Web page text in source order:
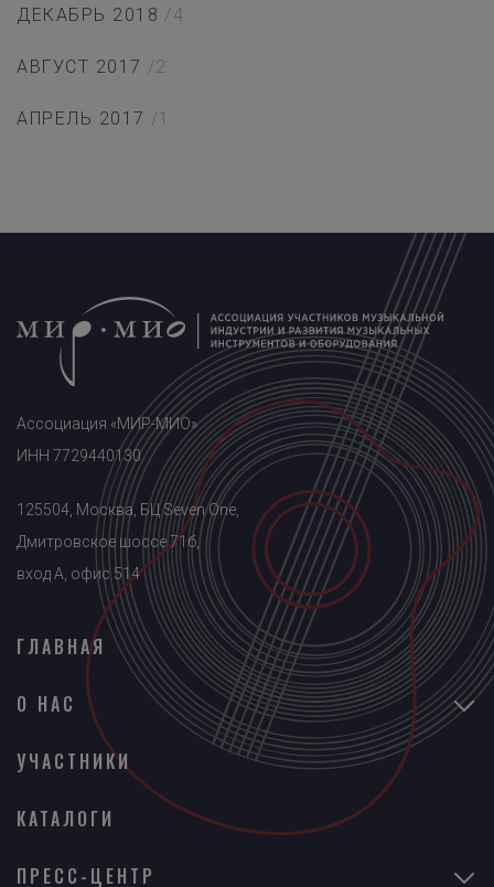
ДЕКАБРЬ 2018 /4
АВГУСТ 2017 /2
АПРЕЛЬ 2017 /1
Ассоциация «МИР-МИО»
ИНН 7729440130
125504, Москва, БЦ Seven One,
Дмитровское шоссе 71б,
вход A, офис 514
ГЛАВНАЯ
О НАС
УЧАСТНИКИ
КАТАЛОГИ
ПРЕСС-ЦЕНТР